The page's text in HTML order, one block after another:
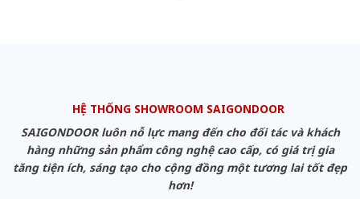
HỆ THỐNG SHOWROOM SAIGONDOOR
SAIGONDOOR luôn nỗ lực mang đến cho đối tác và khách
hàng những sản phẩm công nghệ cao cấp, có giá trị gia
tăng tiện ích, sáng tạo cho cộng đồng một tương lai tốt đẹp
hơn!